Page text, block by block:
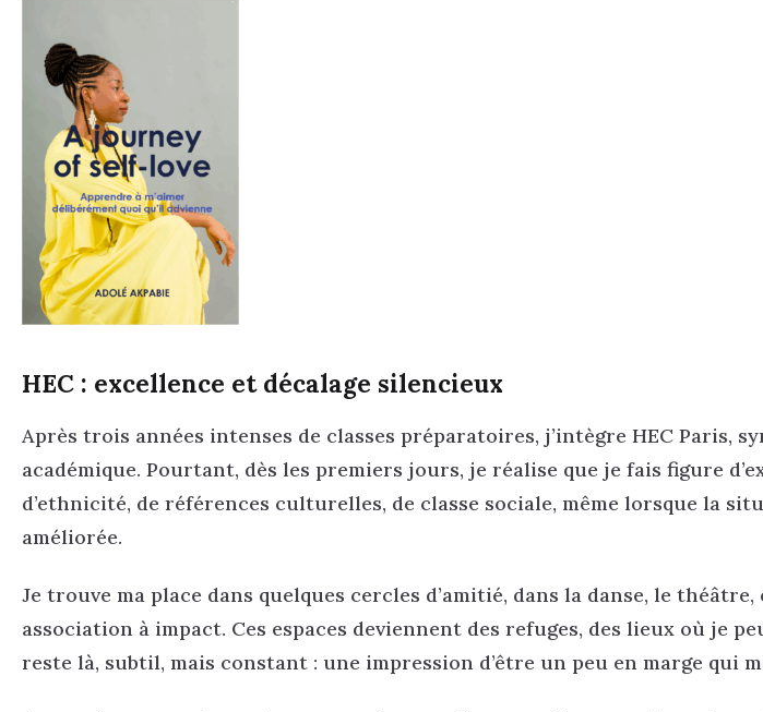
HEC : excellence et décalage silencieux
Après trois années intenses de classes préparatoires, j’intègre HEC Paris,
académique. Pourtant, dès les premiers jours, je réalise que je fais figure
d’ethnicité, de références culturelles, de classe sociale, même lorsque la
améliorée.
Je trouve ma place dans quelques cercles d’amitié, dans la danse, le
association à impact. Ces espaces deviennent des refuges, des lieux où je
reste là, subtil, mais constant : une impression d’être un peu en marge qui